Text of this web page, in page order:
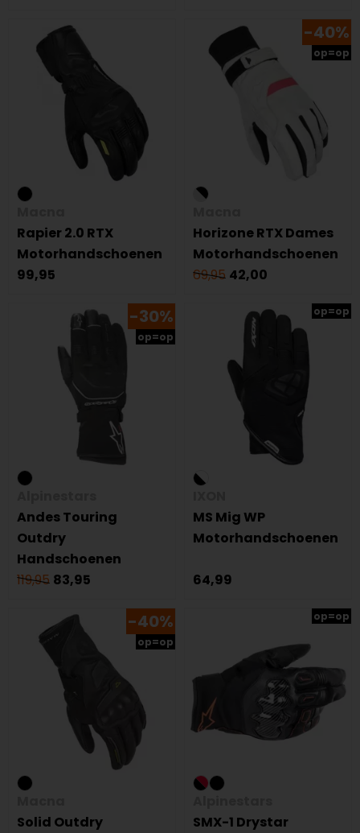
Rapier 2.0 RTX
Motorhandschoenen
99,95
-40%
op=op
Horizone RTX Dames
Motorhandschoenen
69,95 42,00
-30%
op=op
Andes Touring
Outdry
Handschoenen
119,95 83,95
op=op
MS Mig WP
Motorhandschoenen
64,99
-40%
op=op
Solid Outdry
op=op
SMX-1 Drystar